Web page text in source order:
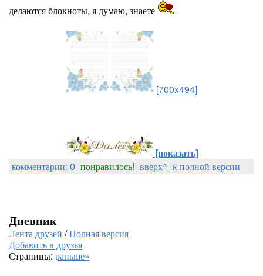
делаются блокноты, я думаю, знаете
[700x494]
[показать]
комментарии: 0 понравилось! вверх^ к полной версии
Дневник
Лента друзей /Полная версия
Добавить в друзья
Страницы: раньше»